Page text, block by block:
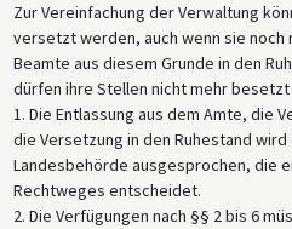
Zur Vereinfachung der Verwaltung
versetzt werden, auch wenn sie noch
Beamte aus diesem Grunde in den
dürfen ihre Stellen nicht mehr besetzt
1. Die Entlassung aus dem Amte, die
die Versetzung in den Ruhestand
Landesbehörde ausgesprochen, die
Rechtweges entscheidet.
2. Die Verfügungen nach §§ 2 bis 6